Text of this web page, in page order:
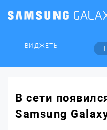
ВИДЖЕТЫ
В сети
Samsung